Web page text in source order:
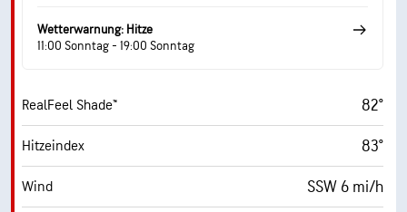
Sichtweite
Wetterwarnung: Hitze
11:00 Sonntag - 19:00 Sonntag
RealFeel Shade™ 82°
Hitzeindex 83°
Wind SSW 6 mi/h